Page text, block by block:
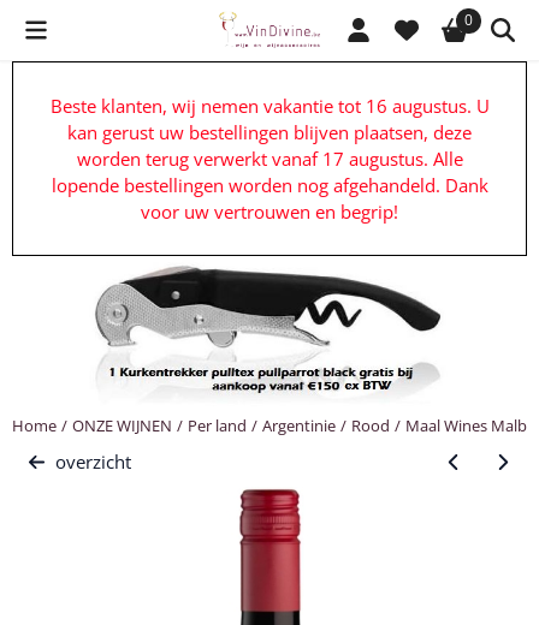
Cookievoorkeuren zijn beschikbaar. Kies instellingen of sta alle
0
Beste klanten, wij nemen vakantie tot 16 augustus. U
kan gerust uw bestellingen blijven plaatsen, deze
worden terug verwerkt vanaf 17 augustus. Alle
lopende bestellingen worden nog afgehandeld. Dank
voor uw vertrouwen en begrip!
Home / ONZE WIJNEN / Per land / Argentinie / Rood / Maal Wines
overzicht